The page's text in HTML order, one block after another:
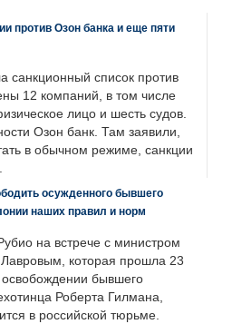
против Озон банка и еще пяти
санкционный список против
12 компаний, в том числе
лицо и шесть судов.
Озон банк. Там заявили,
в обычном режиме, санкции
осужденного бывшего
наших правил и норм
на встрече с министром
которая прошла 23
бывшего
Роберта Гилмана,
в российской тюрьме.